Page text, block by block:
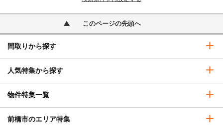
このページの先頭へ
間取りから探す
人気特集から探す
物件特集一覧
前橋市のエリア特集